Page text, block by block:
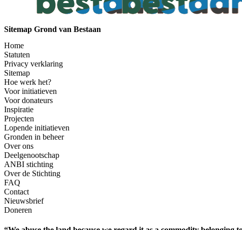
Sitemap Grond van Bestaan
Home
Statuten
Privacy verklaring
Sitemap
Hoe werk het?
Voor initiatieven
Voor donateurs
Inspiratie
Projecten
Lopende initiatieven
Gronden in beheer
Over ons
Deelgenootschap
ANBI stichting
Over de Stichting
FAQ
Contact
Nieuwsbrief
Doneren